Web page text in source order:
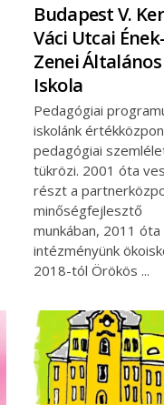
Budapest V.
Váci Utcai Ének-
Zenei Általános
Iskola
Pedagógiai
iskolánk
pedagógiai
tükrözi. 2001 óta
részt a
minőségfejlesztő
munkában, 2011 óta
intézményünk
2018-tól Örökös